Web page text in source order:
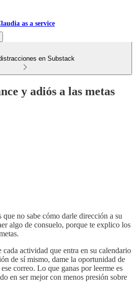
as a service
en Substack
y adiós a las metas
que no sabe cómo darle dirección a su
algo de consuelo, porque te explico los
cada actividad que entra en su calendario
de sí mismo, dame la oportunidad de
correo. Lo que ganas por leerme es
en ser mejor con menos presión sobre